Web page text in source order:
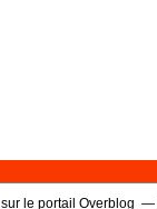
sur le portail Overblog